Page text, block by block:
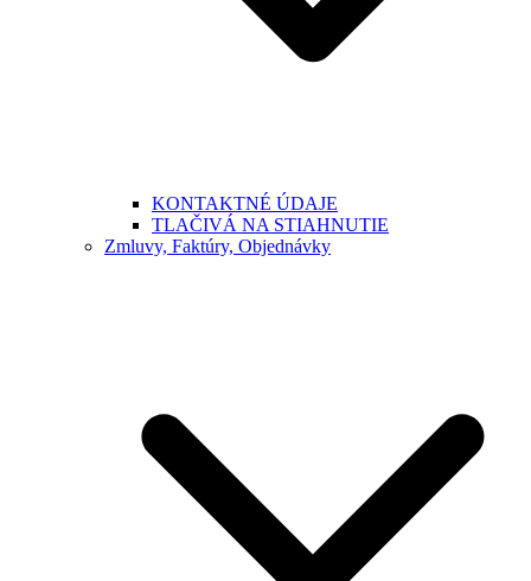
KONTAKTNÉ ÚDAJE
TLAČIVÁ NA STIAHNUTIE
Zmluvy, Faktúry, Objednávky